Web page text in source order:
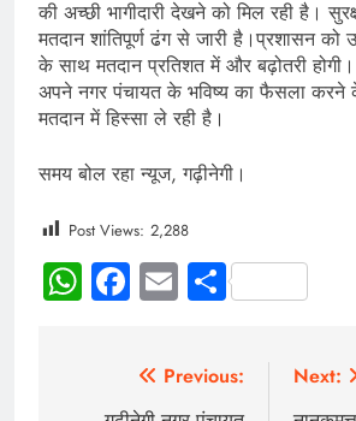
की अच्छी भागीदारी देखने को मिल रही है।
मतदान शांतिपूर्ण ढंग से जारी है।प्रशासन को
के साथ मतदान प्रतिशत में और बढ़ोतरी
अपने नगर पंचायत के भविष्य का फैसला करने
मतदान में हिस्सा ले रही है।
समय बोल रहा न्यूज, गढ़ीनेगी।
Post Views: 2,288
WhatsApp
Facebook
EmailShare
Previous:
Next: